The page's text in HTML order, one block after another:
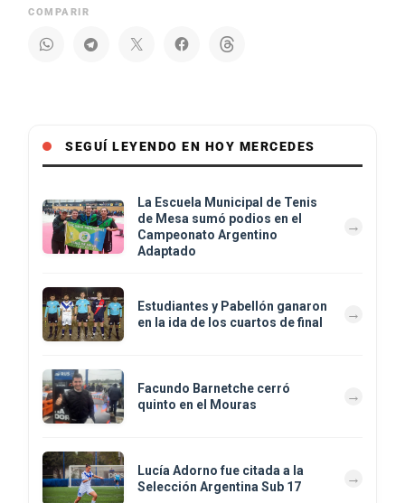
COMPARIR
SEGUÍ LEYENDO EN HOY MERCEDES
La Escuela Municipal de Tenis
de Mesa sumó podios en el
Campeonato Argentino
Adaptado
Estudiantes y Pabellón ganaron
en la ida de los cuartos de final
Facundo Barnetche cerró
quinto en el Mouras
Lucía Adorno fue citada a la
Selección Argentina Sub 17